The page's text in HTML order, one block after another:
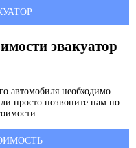
эвакуатор
автомобиля необходимо
просто позвоните нам по